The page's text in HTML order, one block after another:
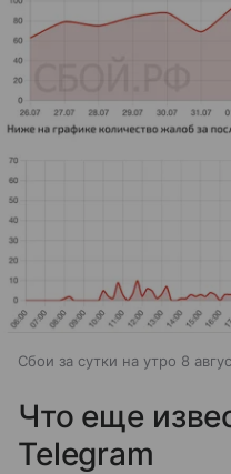
Сбои за сутки на утро 8
Что еще
Telegram